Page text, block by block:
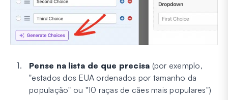
Pense na lista de que precisa (por exemplo,
"estados dos EUA ordenados por tamanho da
população" ou "10 raças de cães mais populares")